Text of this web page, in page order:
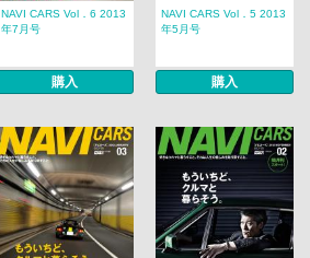
NAVI CARS Vol．6 2013
年7月号
購入
NAVI CARS Vol．5 2013
年5月号
購入